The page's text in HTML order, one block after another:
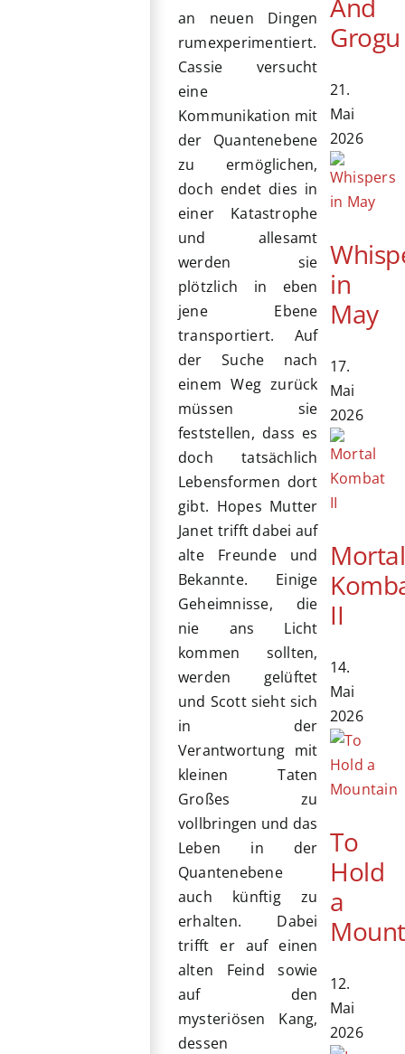
an neuen Dingen
rumexperimentiert.
Cassie versucht
eine
Kommunikation mit
der Quantenebene
zu ermöglichen,
doch endet dies in
einer Katastrophe
und allesamt
werden sie
plötzlich in eben
jene Ebene
transportiert. Auf
der Suche nach
einem Weg zurück
müssen sie
feststellen, dass es
doch tatsächlich
Lebensformen dort
gibt. Hopes Mutter
Janet trifft dabei auf
alte Freunde und
Bekannte. Einige
Geheimnisse, die
nie ans Licht
kommen sollten,
werden gelüftet
und Scott sieht sich
in der
Verantwortung mit
kleinen Taten
Großes zu
vollbringen und das
Leben in der
Quantenebene
auch künftig zu
erhalten. Dabei
trifft er auf einen
alten Feind sowie
auf den
mysteriösen Kang,
dessen
And
Grogu
21.
Mai
2026
in
May
17.
Mai
2026
Mortal
II
14.
Mai
2026
To
Hold
a
12.
Mai
2026